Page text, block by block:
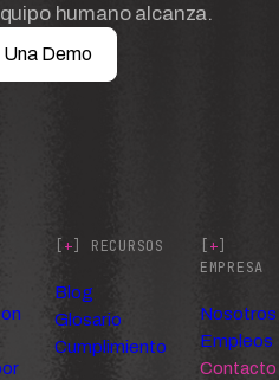
humano alcanza.
Demo
[+] RECURSOS
Blog
Glosario
Cumplimiento
[+]
EMPRESA
Nosotros
Empleos
Contacto